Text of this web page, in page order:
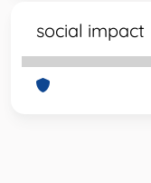
social impact